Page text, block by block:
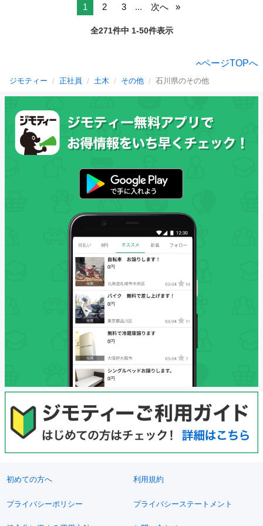
1 2 3 ... 次へ
全271件中 1-50件表示
ページTOPへ
ジモティー 正社員 土木 その他 石川県のその他
初めての方へ 利用規約
プライバシーポリシー プライバシーステートメント